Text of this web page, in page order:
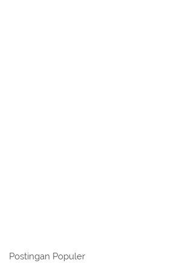
Postingan Populer